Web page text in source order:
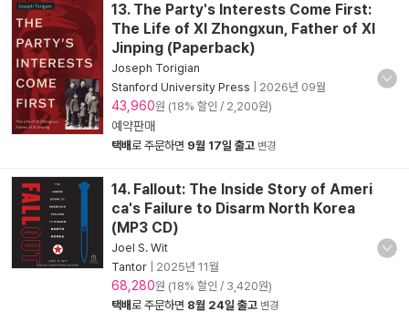
13. The Party's Interests Come First:
The Life of XI Zhongxun, Father of XI
Jinping (Paperback)
Joseph Torigian
Stanford University Press
2026년 09월
43,960원 (18% 할인 / 2,200원)
예약판매
택배로 주문하면 9월 17일 출고 변경
14. Fallout: The Inside Story of Ameri
ca's Failure to Disarm North Korea
(MP3 CD)
Joel S. Wit
Tantor
2025년 11월
68,280원 (18% 할인 / 3,420원)
택배로 주문하면 8월 24일 출고 변경